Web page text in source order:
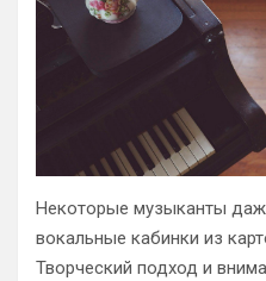
Некоторые музыканты
вокальные кабинки из
Творческий подход и